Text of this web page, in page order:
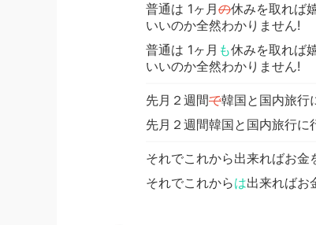
普通は 1ヶ月の休みを取れば
いいのか全然わかりません!
普通は 1ヶ月 も休みを取れば
いいのか全然わかりません!
先月２週間で韓国と国内旅行
先月２週間韓国と国内旅行に
それでこれから出来ればお金
それでこれからは出来ればお